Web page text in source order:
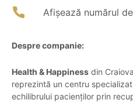
Afișează numărul
Despre companie:
Health & Happiness din
reprezintă un centru
echilibrului pacienților prin